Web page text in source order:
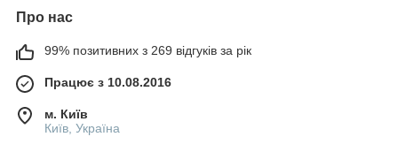
Про нас
99% позитивних з 269 відгуків за рік
Працює з 10.08.2016
м. Київ
Київ, Україна